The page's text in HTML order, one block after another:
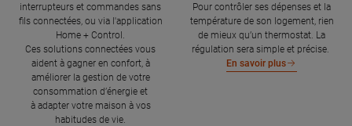
interrupteurs et commandes sans
fils connectées, ou via l'application
Home + Control.
Ces solutions connectées vous
aident à gagner en confort, à
améliorer la gestion de votre
consommation d’énergie et
à adapter votre maison à vos
habitudes de vie.
Pour contrôler ses dépenses et la
température de son logement, rien
de mieux qu’un thermostat. La
régulation sera simple et précise.
En savoir plus